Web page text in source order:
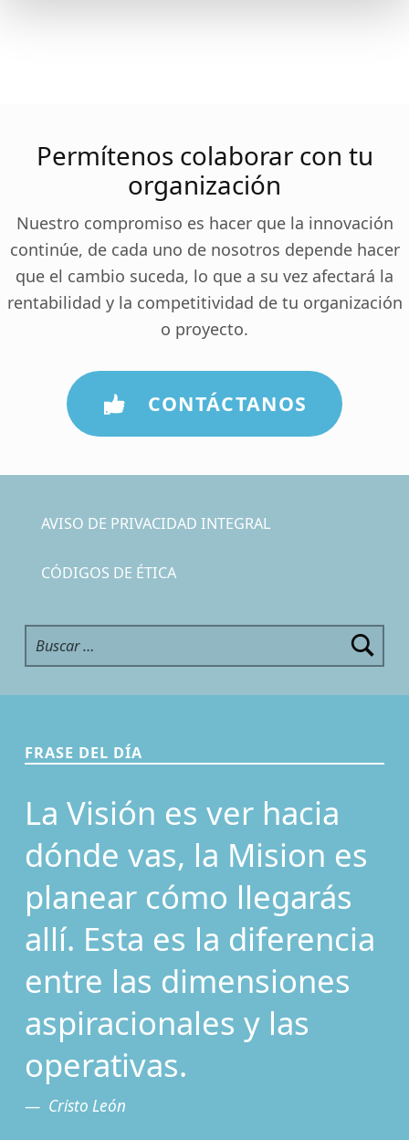
Permítenos colaborar con tu
organización
Nuestro compromiso es hacer que la innovación
continúe, de cada uno de nosotros depende hacer
que el cambio suceda, lo que a su vez afectará la
rentabilidad y la competitividad de tu organización
o proyecto.
CONTÁCTANOS
Skip back to main navigation
AVISO DE PRIVACIDAD INTEGRAL
CÓDIGOS DE ÉTICA
Buscar:
FRASE DEL DÍA
La Visión es ver hacia
dónde vas, la Mision es
planear cómo llegarás
allí. Esta es la diferencia
entre las dimensiones
aspiracionales y las
operativas.
Cristo León